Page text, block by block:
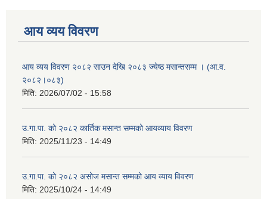
आय व्यय विवरण
आय व्यय विवरण २०८२ साउन देखि २०८३ ज्येष्ठ मसान्तसम्म । (आ.व.
२०८२।०८३)
मिति: 2026/07/02 - 15:58
उ.गा.पा. को २०८२ कार्तिक मसान्त सम्मको आयव्याय विवरण
मिति: 2025/11/23 - 14:49
उ.गा.पा. को २०८२ असोज मसान्त सम्मको आय व्याय विवरण
मिति: 2025/10/24 - 14:49